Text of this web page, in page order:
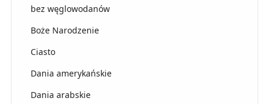
bez węglowodanów
Boże Narodzenie
Ciasto
Dania amerykańskie
Dania arabskie